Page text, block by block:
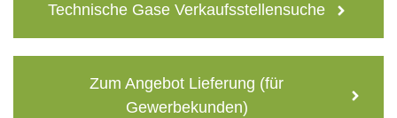
Technische Gase Verkaufsstellensuche
Zum Angebot Lieferung (für
Gewerbekunden)